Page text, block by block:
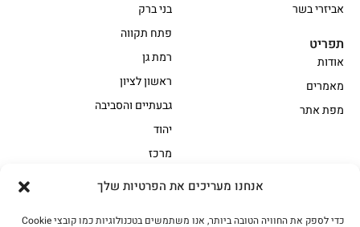
אנחנו מעריכים את הפרטיות שלך
כדי לספק את החוויה הטובה ביותר, אנו משתמשים בטכנולוגיות כמו קובצי Cookie אווז בשר בקר משובח
בני ברק
פתח תקווה
רמת גן
ראשון לציון
גבעתיים והסביבה
יהוד
מרכז
אביזרי בשר
תפריט
אודות
מאמרים
מפת אתר